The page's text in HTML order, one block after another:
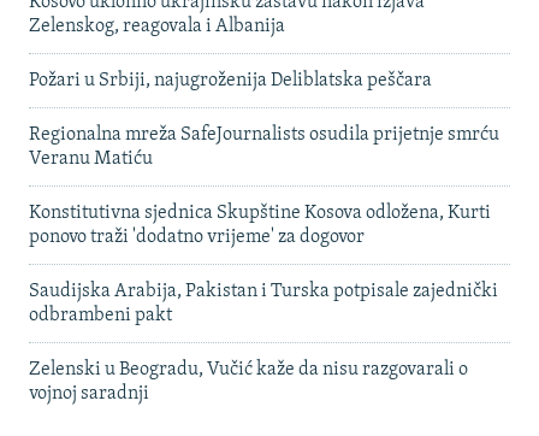
Zelenskog, reagovala i Albanija
Požari u Srbiji, najugroženija Deliblatska peščara
Regionalna mreža SafeJournalists osudila prijetnje smrću
Veranu Matiću
Konstitutivna sjednica Skupštine Kosova odložena, Kurti
ponovo traži 'dodatno vrijeme' za dogovor
Saudijska Arabija, Pakistan i Turska potpisale zajednički
odbrambeni pakt
Zelenski u Beogradu, Vučić kaže da nisu razgovarali o
vojnoj saradnji